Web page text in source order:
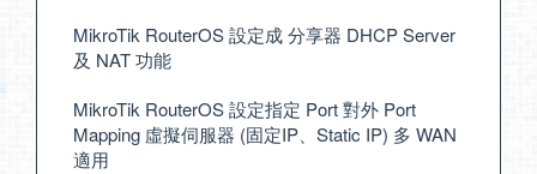
MikroTik RouterOS 設定成 分享器 DHCP Server
及 NAT 功能
MikroTik RouterOS 設定指定 Port 對外 Port
Mapping 虛擬伺服器 (固定IP、Static IP) 多 WAN
適用